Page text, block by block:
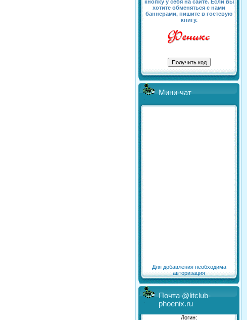
кнопку у себя на сайте. Если вы
хотите обменяться с нами
баннерами, пишите в гостевую
книгу.
Мини-чат
Для добавления необходима
авторизация
Почта @litclub-
phoenix.ru
Логин: